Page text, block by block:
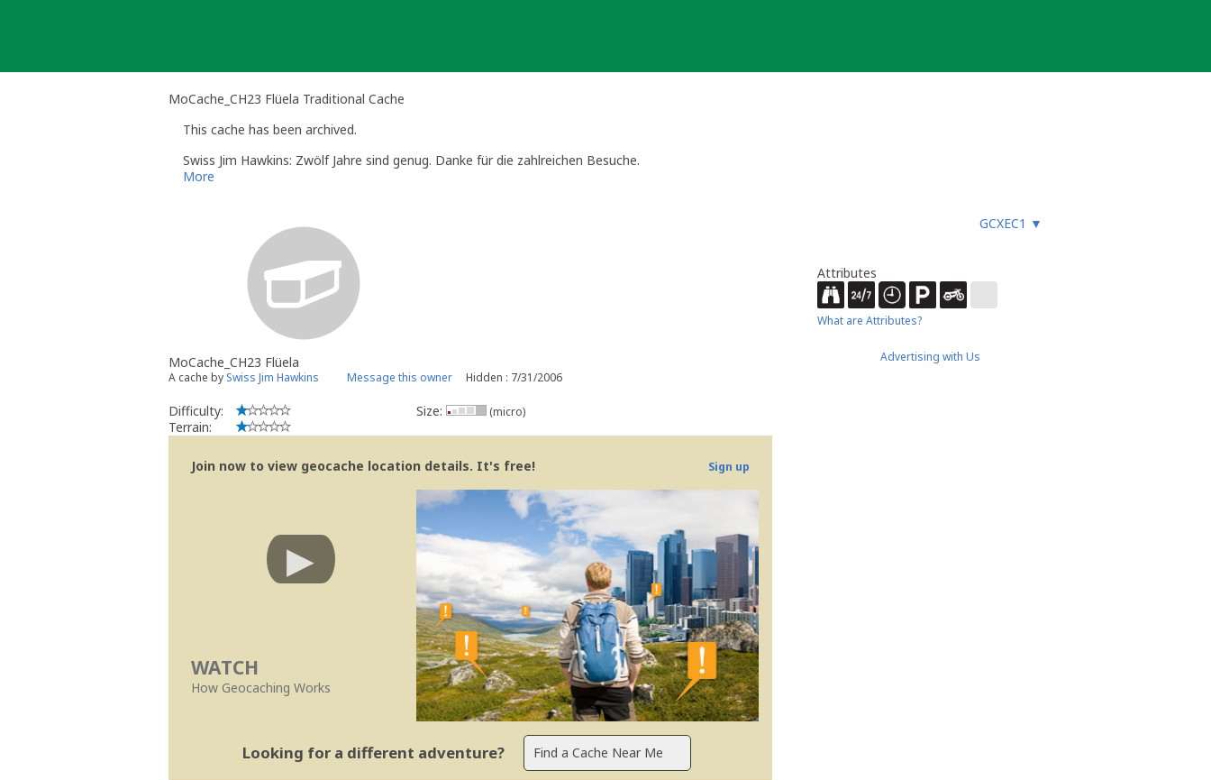
MoCache_CH23 Flüela Traditional Cache
This cache has been archived.
Swiss Jim Hawkins: Zwölf Jahre sind genug. Danke für die zahlreichen Besuche.
More
GCXEC1 ▼
MoCache_CH23 Flüela
A cache by Swiss Jim Hawkins Message this owner Hidden : 7/31/2006
Difficulty:
Terrain:
Size: (micro)
Join now to view geocache location details. It's free! Sign up
WATCH
How Geocaching Works
Looking for a different adventure?
Attributes
What are Attributes?
Advertising with Us